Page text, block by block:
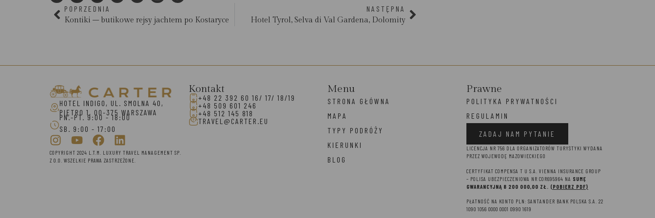
POPRZEDNIA
Kontiki – butikowe rejsy jachtem po Kostaryce
NASTĘPNA
Hotel Tyrol, Selva di Val Gardena, Dolomity
HOTEL INDIGO, UL. SMOLNA 40,
PIĘTRO 1, 00-375 WARSZAWA
PN.-PT. 9:00 - 18:00
SB. 9:00 - 17:00
COPYRIGHT 2024 L.T.M. LUXURY TRAVEL MANAGEMENT SP.
Z O.O. WSZELKIE PRAWA ZASTRZEŻONE.
Kontakt
+48 22 392 60 16/ 17/ 18/19
+48 509 601 246
+48 512 145 818
TRAVEL@CARTER.EU
Menu
STRONA GŁÓWNA
MAPA
TYPY PODRÓŻY
KIERUNKI
BLOG
Prawne
POLITYKA PRYWATNOŚCI
REGULAMIN
ZADAJ NAM PYTANIE
LICENCJA NR 756 DLA ORGANIZATORÓW TURYSTYKI WYDANA
PRZEZ WOJEWODĘ MAZOWIECKIEGO
CERTYFIKAT COMPENSA T U S.A. VIENNA INSURANCE GROUP
– POLISA UBEZPIECZENIOWA NR COR695964 NA SUMĘ
GWARANCYJNĄ 8 200 000,00 ZŁ. (POBIERZ PDF)
PŁATNOŚĆ NA KONTO PLN: SANTANDER BANK POLSKA S.A. 22
1090 1056 0000 0001 0990 1619